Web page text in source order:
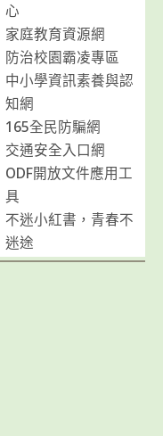
心
家庭教育資源網
防治校園霸凌專區
中小學資訊素養與認
知網
165全民防騙網
交通安全入口網
ODF開放文件應用工
具
不迷小紅書，青春不
迷途